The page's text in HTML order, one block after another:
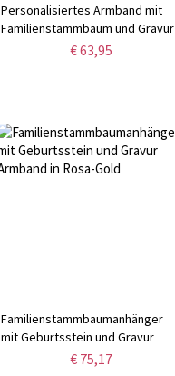
Personalisiertes Armband mit
Familienstammbaum und Gravur
€ 63,95
Familienstammbaumanhänger
mit Geburtsstein und Gravur
Armband in Rosa-Gold
€ 75,17